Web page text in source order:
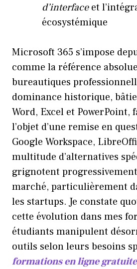
d’interfaceet
écosystémique
Microsoft 365 s’impose
comme la référence
bureautiques
dominance historique,
Word, Excel et PowerPoint,
l’objet d’une remise en
Google Workspace,
multitude d’alternatives
grignotent
marché, particulièrement
les startups. Je constate
cette évolution dans mes
étudiants manipulent
outils selon leurs besoins
formations en ligne